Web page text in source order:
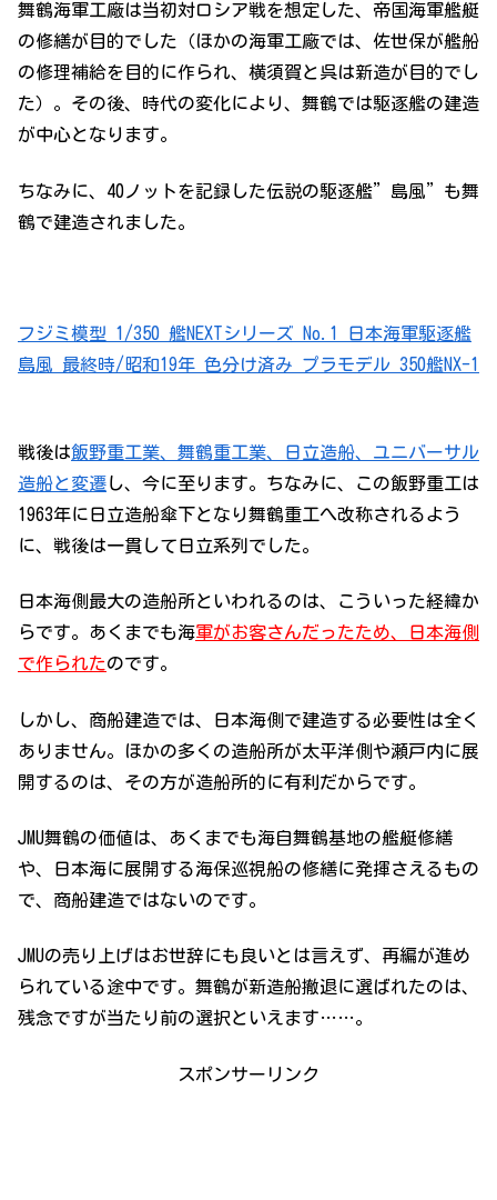
舞鶴海軍工廠は当初対ロシア戦を想定した、帝国海軍艦艇
の修繕が目的でした（ほかの海軍工廠では、佐世保が艦船
の修理補給を目的に作られ、横須賀と呉は新造が目的でし
た）。その後、時代の変化により、舞鶴では駆逐艦の建造
が中心となります。
ちなみに、40ノットを記録した伝説の駆逐艦”島風”も舞
鶴で建造されました。
フジミ模型 1/350 艦NEXTシリーズ No.1 日本海軍駆逐艦
島風 最終時/昭和19年 色分け済み プラモデル 350艦NX-1
戦後は飯野重工業、舞鶴重工業、日立造船、ユニバーサル
造船と変遷し、今に至ります。ちなみに、この飯野重工は
1963年に日立造船傘下となり舞鶴重工へ改称されるよう
に、戦後は一貫して日立系列でした。
日本海側最大の造船所といわれるのは、こういった経緯か
らです。あくまでも海軍がお客さんだったため、日本海側
で作られたのです。
しかし、商船建造では、日本海側で建造する必要性は全く
ありません。ほかの多くの造船所が太平洋側や瀬戸内に展
開するのは、その方が造船所的に有利だからです。
JMU舞鶴の価値は、あくまでも海自舞鶴基地の艦艇修繕
や、日本海に展開する海保巡視船の修繕に発揮さえるもの
で、商船建造ではないのです。
JMUの売り上げはお世辞にも良いとは言えず、再編が進め
られている途中です。舞鶴が新造船撤退に選ばれたのは、
残念ですが当たり前の選択といえます……。
スポンサーリンク